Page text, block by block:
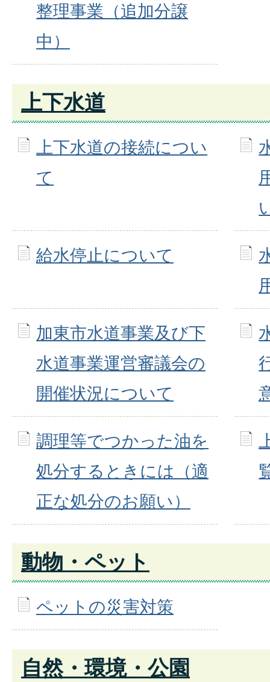
整理事業（追加分譲
中）
上下水道
上下水道の接続につい
て
給水停止について
加東市水道事業及び下
水道事業運営審議会の
開催状況について
調理等でつかった油を
処分するときには（適
正な処分のお願い）
動物・ペット
ペットの災害対策
自然・環境・公園